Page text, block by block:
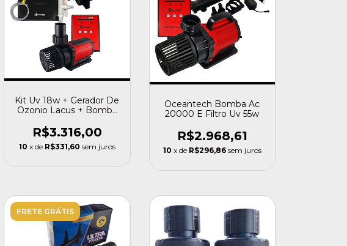
Kit Uv 18w + Gerador De
Ozonio Lacus + Bomba
R$3.316,00
10 x de R$331,60 sem juros
Oceantech Bomba Ac
20000 E Filtro Uv 55w
R$2.968,61
10 x de R$296,86 sem juros
FRETE GRÁTIS